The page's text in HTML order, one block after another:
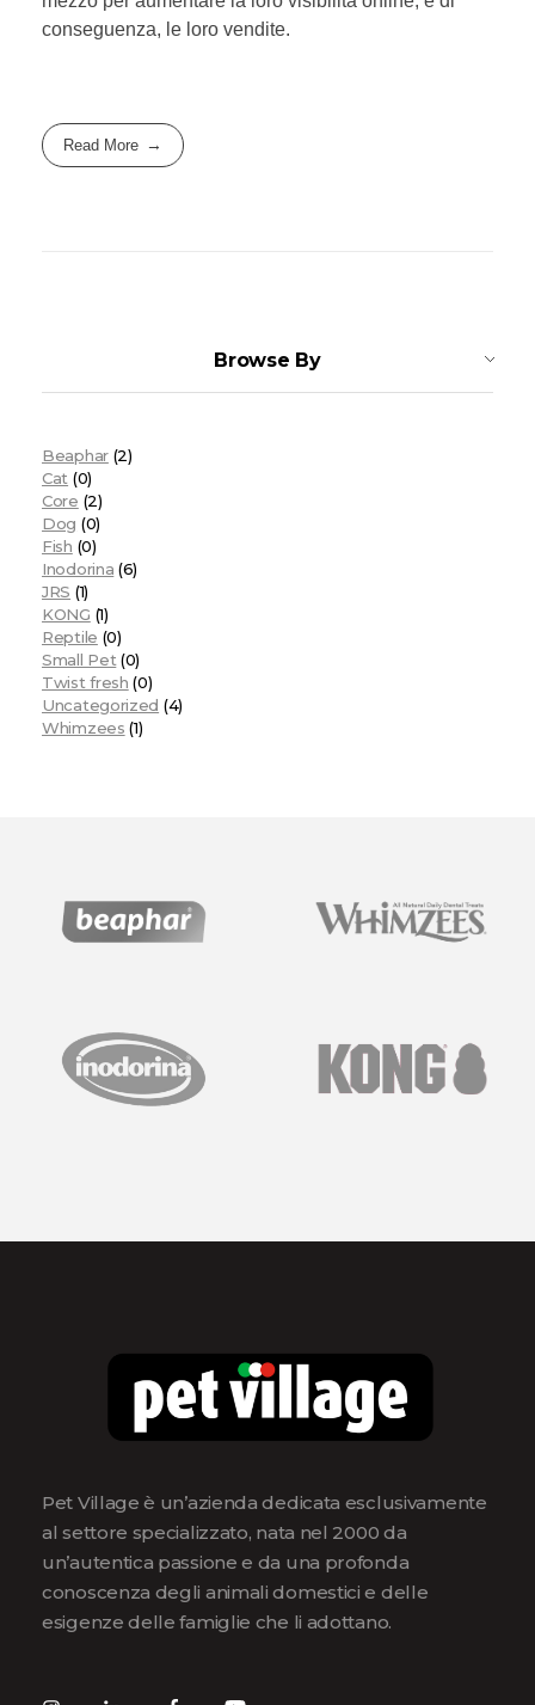
conseguenza, le loro vendite.
Read More
Browse By
Beaphar (2)
Cat (0)
Core (2)
Dog (0)
Fish (0)
Inodorina (6)
JRS (1)
KONG (1)
Reptile (0)
Small Pet (0)
Twist fresh (0)
Uncategorized (4)
Whimzees (1)
Pet Village è un’azienda dedicata esclusivamente
al settore specializzato, nata nel 2000 da
un’autentica passione e da una profonda
conoscenza degli animali domestici e delle
esigenze delle famiglie che li adottano.